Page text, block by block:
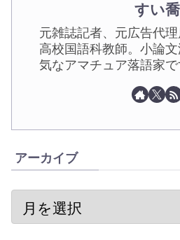
すい喬
元雑誌記者、元広告代
高校国語科教師。小論
気なアマチュア落語家で
アーカイブ